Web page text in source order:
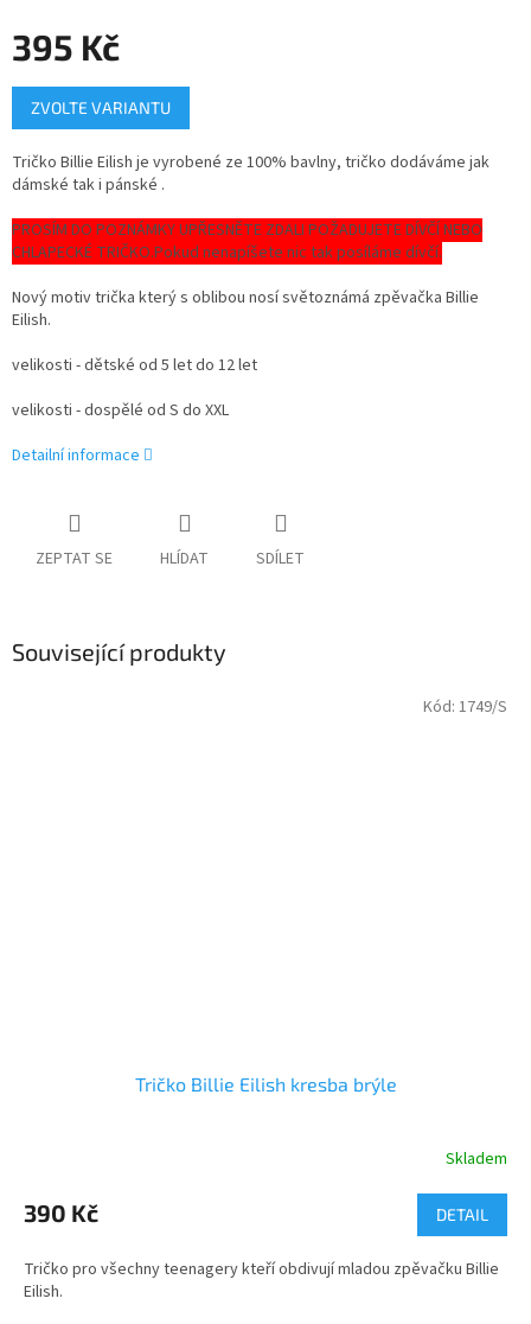
395 Kč
Měrná
cena:
ZVOLTE VARIANTU
Tričko Billie Eilish je vyrobené ze 100% bavlny, tričko dodáváme jak
dámské tak i pánské .
PROSÍM DO POZNÁMKY UPŘESNĚTE ZDALI POŽADUJETE DÍVČÍ NEBO
CHLAPECKÉ TRIČKO.Pokud nenapíšete nic tak posíláme dívčí.
Nový motiv trička který s oblibou nosí světoznámá zpěvačka Billie
Eilish.
velikosti - dětské od 5 let do 12 let
velikosti - dospělé od S do XXL
Detailní informace
ZEPTAT SE HLÍDAT SDÍLET
Související produkty
Tričko Billie Eilish kresba brýle
produktu
je
z
5
Skladem
390 Kč DETAIL
Tričko pro všechny teenagery kteří obdivují mladou zpěvačku Billie
Eilish.
Kód: 1749/S